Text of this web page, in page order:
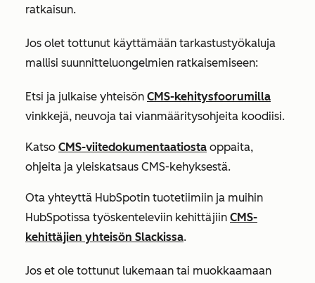
ratkaisun.
Jos olet tottunut käyttämään tarkastustyökaluja
mallisi suunnitteluongelmien ratkaisemiseen:
Etsi ja julkaise yhteisön CMS-kehitysfoorumilla
vinkkejä, neuvoja tai vianmääritysohjeita koodiisi.
Katso CMS-viitedokumentaatiosta oppaita,
ohjeita ja yleiskatsaus CMS-kehyksestä.
Ota yhteyttä HubSpotin tuotetiimiin ja muihin
HubSpotissa työskenteleviin kehittäjiin CMS-
kehittäjien yhteisön Slackissa.
Jos et ole tottunut lukemaan tai muokkaamaan